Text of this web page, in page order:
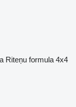
Riteņu formula 4x4